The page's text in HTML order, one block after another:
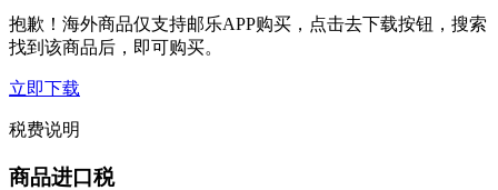
抱歉！海外商品仅支持邮乐APP购买，点击去下载按钮，搜索
找到该商品后，即可购买。
立即下载
税费说明
商品进口税